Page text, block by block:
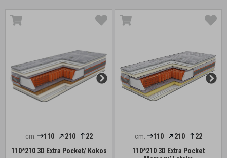
cm: 110 210
22
110*210 3D Extra Pocket/ Kokos
cm: 110 210
22
110*210 3D Extra Pocket